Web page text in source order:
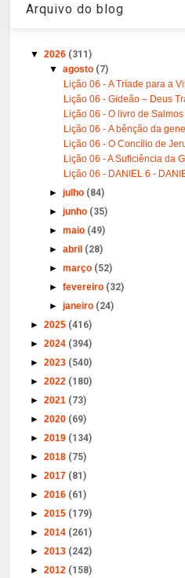
Arquivo do blog
▼2026 (311)
▼agosto (7)
Lição 06 - A Tríade para a
Lição 06 - Gideão – Deus
Lição 06 - O livro de
Lição 06 - A bênção da
Lição 06 - O Concílio de
Lição 06 - A Suficiência da
Lição 06 - DANIEL 6 -
►julho (84)
►junho (35)
►maio (49)
►abril (28)
►março (52)
►fevereiro (32)
►janeiro (24)
►2025 (416)
►2024 (394)
►2023 (540)
►2022 (180)
►2021 (73)
►2020 (69)
►2019 (134)
►2018 (75)
►2017 (81)
►2016 (61)
►2015 (179)
►2014 (261)
►2013 (242)
►2012 (158)